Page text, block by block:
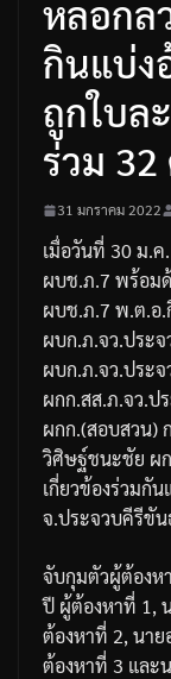
หลอกล
กินแบ่ง
ถูกใบล
ร่วม 32
31 มกราคม 2022
เมื่อวันที่ 30ม.ค
ผบช.ภ.7 พร้อม
ผบช.ภ.7 พ.ต.อ.
ผบก.ภ.จว.ประ
ผบก.ภ.จว.ประ
ผกก.สส.ภ.จว.ป
ผกก.(สอบสวน)
วิศิษฐ์ชนะชัย ผ
เกี่ยวข้องร่วมกัน
จ.ประจวบคีรีขัน
จับกุมตัวผู้ต้องห
ปี ผู้ต้องหาที่ 1,
ต้องหาที่ 2, นา
ต้องหาที่ 3 และ